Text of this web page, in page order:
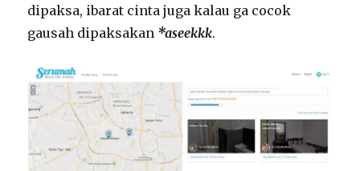
dipaksa, ibarat cinta juga kalau ga cocok
gausah dipaksakan *aseekkk.